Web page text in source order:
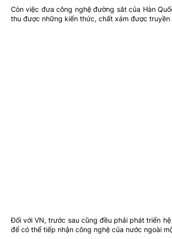
Còn việc đưa công nghệ đường sắt của Hàn
thu được những kiến thức, chất xám được
Đối với VN, trước sau cũng đều phải phát triển
để có thể tiếp nhận công nghệ của nước ngoài